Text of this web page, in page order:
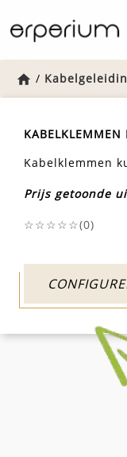
Home
/
KABELKLEMMEN
Kabelklemmen
Prijs getoonde
☆☆☆☆☆(0)